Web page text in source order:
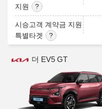
지원
시승고객 계약금 지원
특별타겟
더 EV5 GT